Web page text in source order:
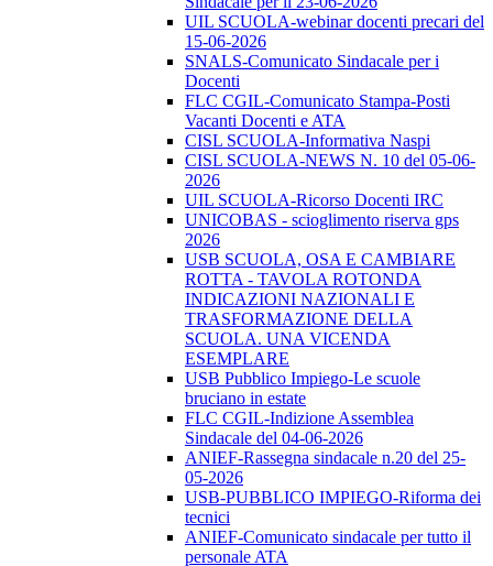
UIL SCUOLA-webinar docenti precari del
15-06-2026
SNALS-Comunicato Sindacale per i
Docenti
FLC CGIL-Comunicato Stampa-Posti
Vacanti Docenti e ATA
CISL SCUOLA-Informativa Naspi
CISL SCUOLA-NEWS N. 10 del 05-06-
2026
UIL SCUOLA-Ricorso Docenti IRC
UNICOBAS - scioglimento riserva gps
2026
USB SCUOLA, OSA E CAMBIARE
ROTTA - TAVOLA ROTONDA
INDICAZIONI NAZIONALI E
TRASFORMAZIONE DELLA
SCUOLA. UNA VICENDA
ESEMPLARE
USB Pubblico Impiego-Le scuole
bruciano in estate
FLC CGIL-Indizione Assemblea
Sindacale del 04-06-2026
ANIEF-Rassegna sindacale n.20 del 25-
05-2026
USB-PUBBLICO IMPIEGO-Riforma dei
tecnici
ANIEF-Comunicato sindacale per tutto il
personale ATA